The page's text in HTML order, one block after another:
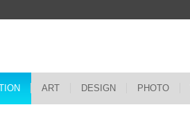
ART DESIGN PHOTO